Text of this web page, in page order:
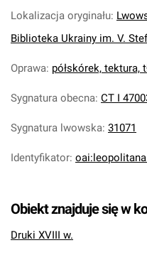
Lokalizacja oryginału:
Biblioteka Ukrainy im. V.
Oprawa: półskórek, tektura,
Sygnatura obecna: CT I
Sygnatura lwowska: 31071
Identyfikator:
Obiekt znajduje się w
Druki XVIII w.